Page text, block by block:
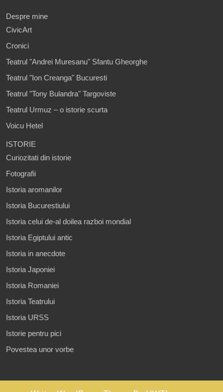
Despre mine
CivicArt
Cronici
Teatrul "Andrei Muresanu" Sfantu Gheorghe
Teatrul "Ion Creanga" Bucuresti
Teatrul "Tony Bulandra" Targoviste
Teatrul Urmuz – o istorie scurta
Voicu Hetel
ISTORIE
Curiozitati din istorie
Fotografii
Istoria aromanilor
Istoria Bucurestiului
Istoria celui de-al doilea razboi mondial
Istoria Egiptului antic
Istoria in anecdote
Istoria Japoniei
Istoria Romaniei
Istoria Teatrului
Istoria URSS
Istorie pentru pici
Povestea unor vorbe